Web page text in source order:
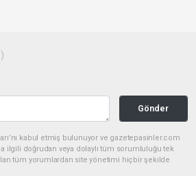
Gönder
kabul etmiş bulunuyor ve gazetepasinler.com
ilgili doğrudan veya dolaylı tüm sorumluluğu tek
tüm yorumlardan site yönetimi hiçbir şekilde